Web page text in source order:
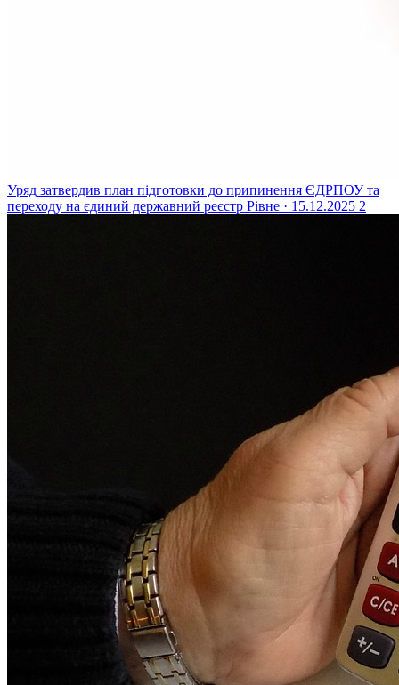
Уряд затвердив план підготовки до припинення ЄДРПОУ та
переходу на єдиний державний реєстр Рівне · 15.12.2025 2